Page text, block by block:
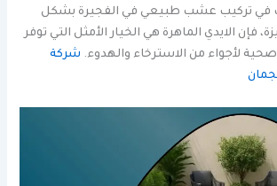
في تركيب عشب طبيعي في الفجيرة بشكل
فإن الايدي الماهرة هي الخيار الأمثل التي توفر
لأجواء من الاسترخاء والهدوء. شركة